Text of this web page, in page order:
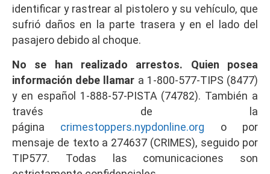
identificar y rastrear al pistolero y su vehículo, que
sufrió daños en la parte trasera y en el lado del
pasajero debido al choque.
No se han realizado arrestos. Quien posea
información debe llamar a 1-800-577-TIPS (8477)
y en español 1-888-57-PISTA (74782). También a
través de la
página crimestoppers.nypdonline.org o por
mensaje de texto a 274637 (CRIMES), seguido por
TIP577. Todas las comunicaciones son